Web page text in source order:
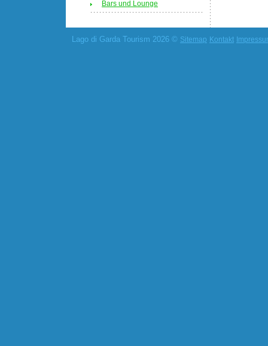
Bars und Lounge
Lago di Garda Tourism 2026 © Sitemap Kontakt